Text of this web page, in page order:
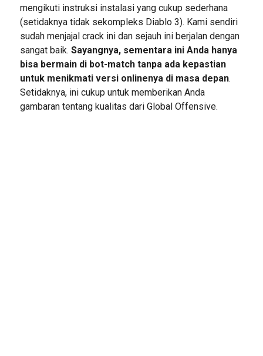
mengikuti instruksi instalasi yang cukup sederhana
(setidaknya tidak sekompleks Diablo 3). Kami sendiri
sudah menjajal crack ini dan sejauh ini berjalan dengan
sangat baik. Sayangnya, sementara ini Anda hanya
bisa bermain di bot-match tanpa ada kepastian
untuk menikmati versi onlinenya di masa depan.
Setidaknya, ini cukup untuk memberikan Anda
gambaran tentang kualitas dari Global Offensive.